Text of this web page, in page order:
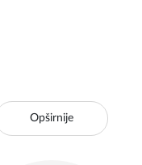
Opširnije